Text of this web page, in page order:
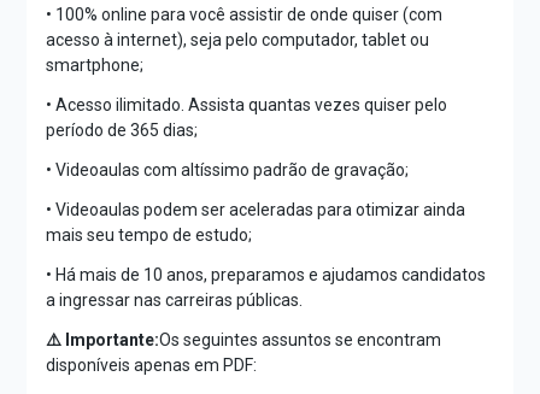
• 100% online para você assistir de onde quiser (com
acesso à internet), seja pelo computador, tablet ou
smartphone;
• Acesso ilimitado. Assista quantas vezes quiser pelo
período de 365 dias;
• Videoaulas com altíssimo padrão de gravação;
• Videoaulas podem ser aceleradas para otimizar ainda
mais seu tempo de estudo;
• Há mais de 10 anos, preparamos e ajudamos candidatos
a ingressar nas carreiras públicas.
⚠️ Importante:Os seguintes assuntos se encontram
disponíveis apenas em PDF: